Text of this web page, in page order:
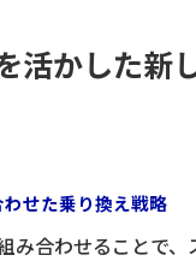
活かした新
せた乗り換え戦略
み合わせることで、